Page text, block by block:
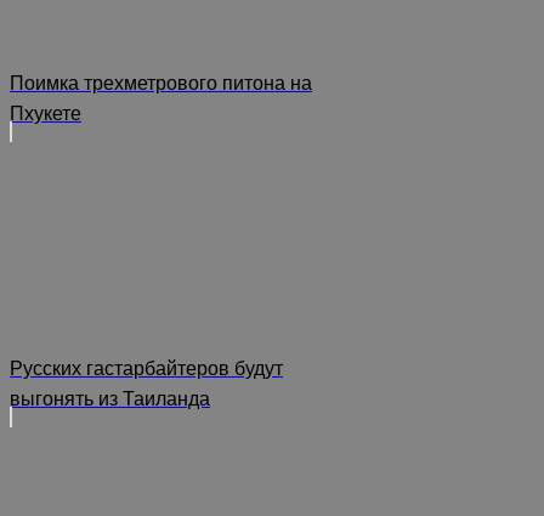
Поимка трехметрового питона на
Пхукете
Русских гастарбайтеров будут
выгонять из Таиланда